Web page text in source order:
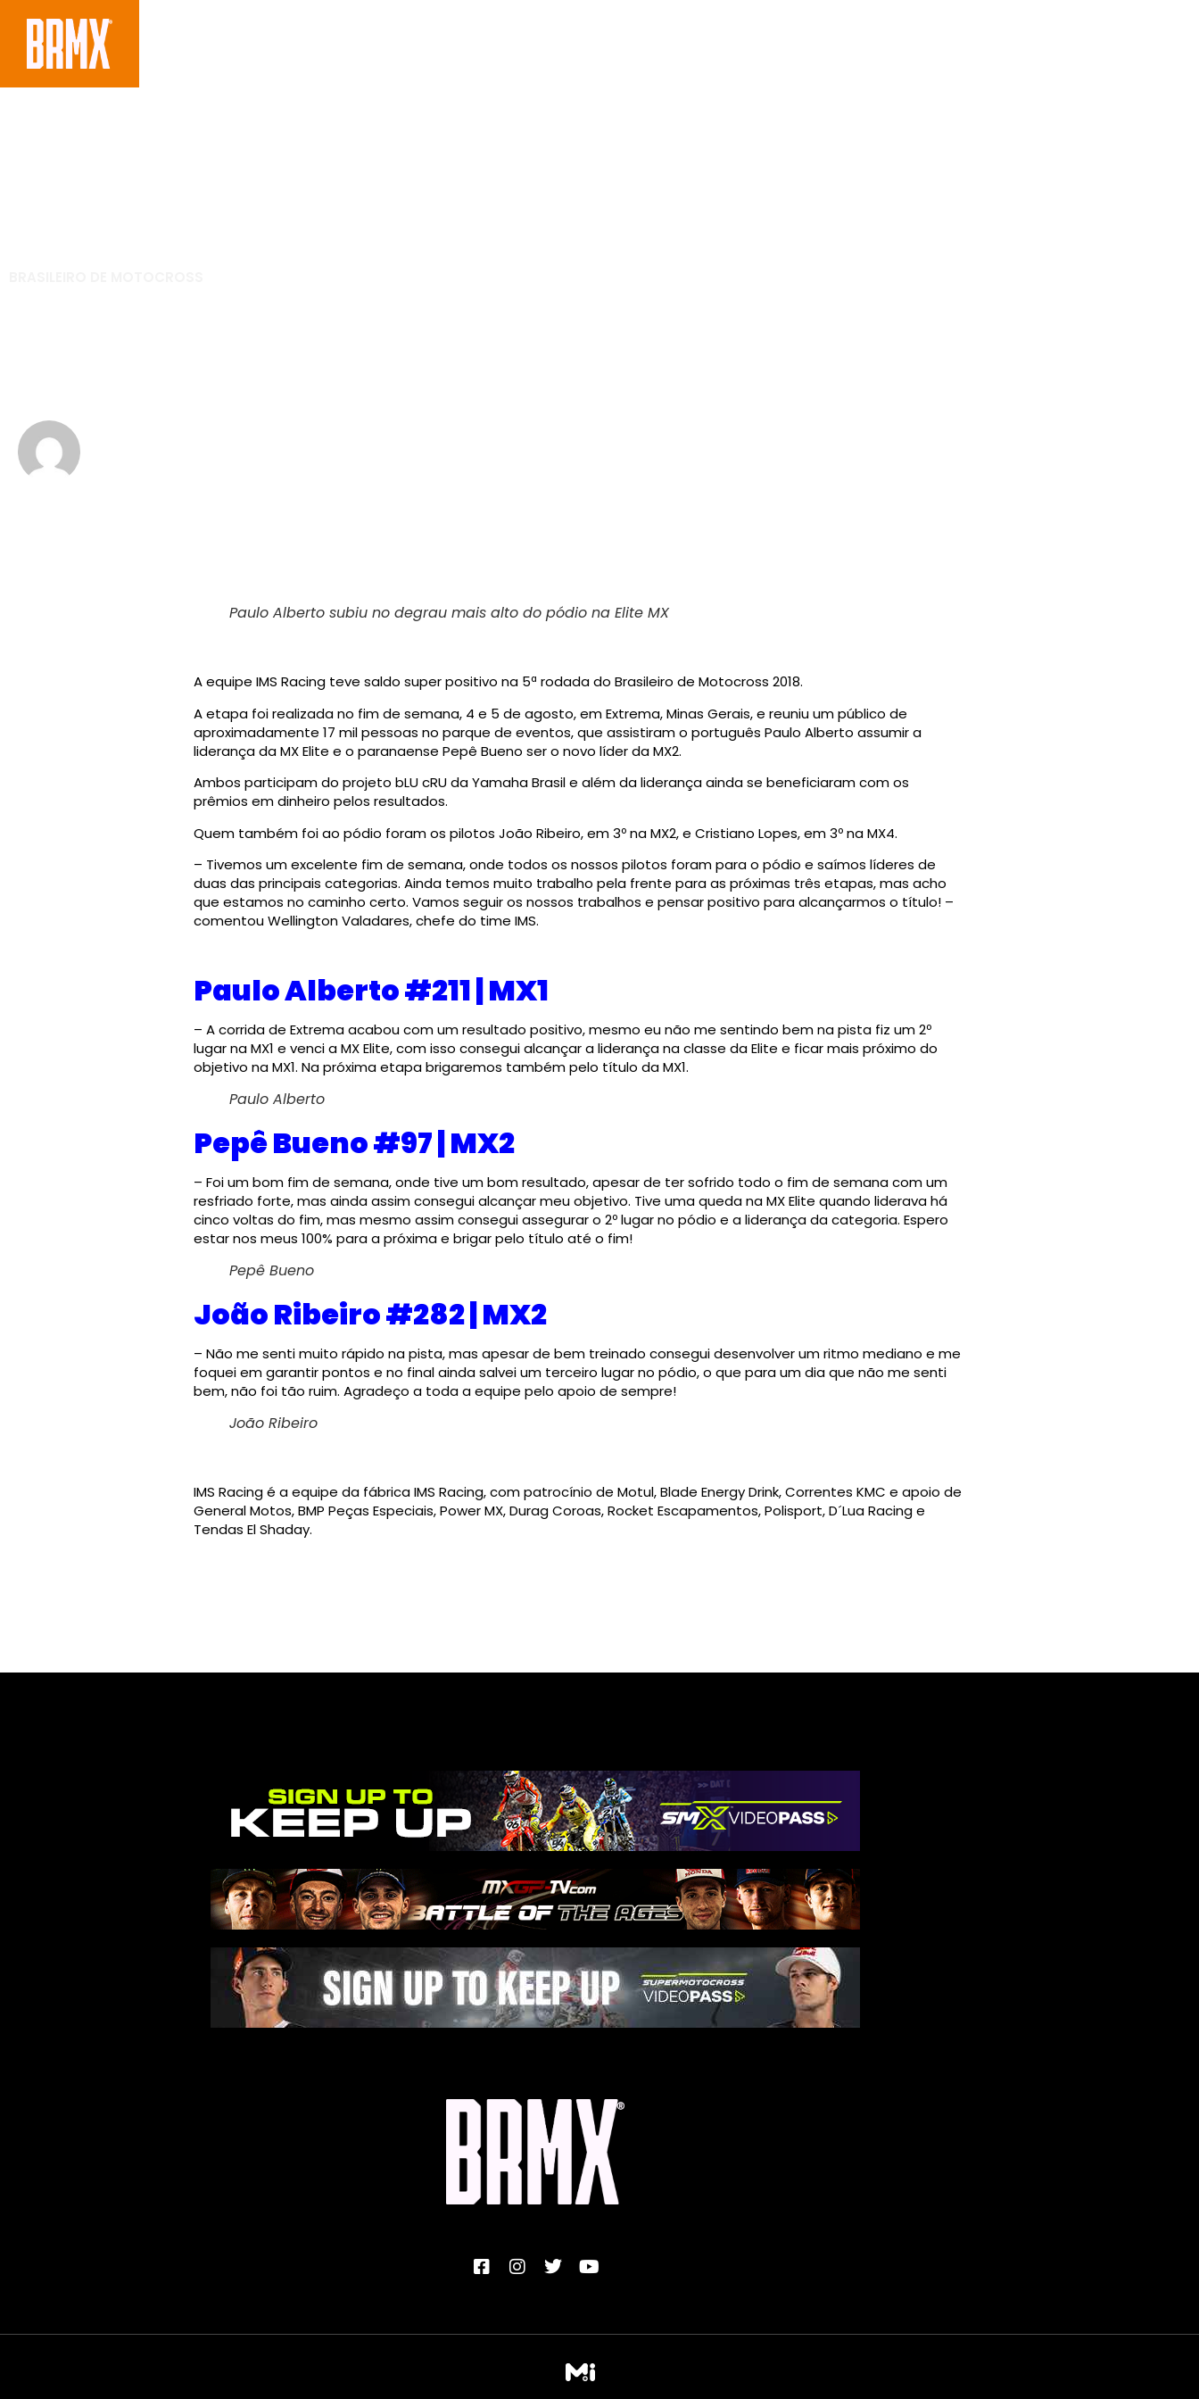
Paulo Alberto subiu no degrau mais alto do pódio na Elite MX
A equipe IMS Racing teve saldo super positivo na 5ª rodada do Brasileiro de Motocross 2018.
A etapa foi realizada no fim de semana, 4 e 5 de agosto, em Extrema, Minas Gerais, e reuniu um público de
aproximadamente 17 mil pessoas no parque de eventos, que assistiram o português Paulo Alberto assumir a
liderança da MX Elite e o paranaense Pepê Bueno ser o novo líder da MX2.
Ambos participam do projeto bLU cRU da Yamaha Brasil e além da liderança ainda se beneficiaram com os
prêmios em dinheiro pelos resultados.
Quem também foi ao pódio foram os pilotos João Ribeiro, em 3º na MX2, e Cristiano Lopes, em 3º na MX4.
– Tivemos um excelente fim de semana, onde todos os nossos pilotos foram para o pódio e saímos líderes de
duas das principais categorias. Ainda temos muito trabalho pela frente para as próximas três etapas, mas acho
que estamos no caminho certo. Vamos seguir os nossos trabalhos e pensar positivo para alcançarmos o título! –
comentou Wellington Valadares, chefe do time IMS.
Paulo Alberto #211 | MX1
– A corrida de Extrema acabou com um resultado positivo, mesmo eu não me sentindo bem na pista fiz um 2º
lugar na MX1 e venci a MX Elite, com isso consegui alcançar a liderança na classe da Elite e ficar mais próximo do
objetivo na MX1. Na próxima etapa brigaremos também pelo título da MX1.
Paulo Alberto
Pepê Bueno #97 | MX2
– Foi um bom fim de semana, onde tive um bom resultado, apesar de ter sofrido todo o fim de semana com um
resfriado forte, mas ainda assim consegui alcançar meu objetivo. Tive uma queda na MX Elite quando liderava há
cinco voltas do fim, mas mesmo assim consegui assegurar o 2º lugar no pódio e a liderança da categoria. Espero
estar nos meus 100% para a próxima e brigar pelo título até o fim!
Pepê Bueno
João Ribeiro #282 | MX2
– Não me senti muito rápido na pista, mas apesar de bem treinado consegui desenvolver um ritmo mediano e me
foquei em garantir pontos e no final ainda salvei um terceiro lugar no pódio, o que para um dia que não me senti
bem, não foi tão ruim. Agradeço a toda a equipe pelo apoio de sempre!
João Ribeiro
IMS Racing é a equipe da fábrica IMS Racing, com patrocínio de Motul, Blade Energy Drink, Correntes KMC e apoio de
General Motos, BMP Peças Especiais, Power MX, Durag Coroas, Rocket Escapamentos, Polisport, D´Lua Racing e
Tendas El Shaday.